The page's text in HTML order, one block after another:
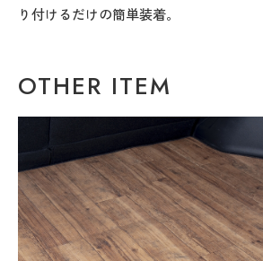
り付けるだけの簡単装着。
OTHER ITEM